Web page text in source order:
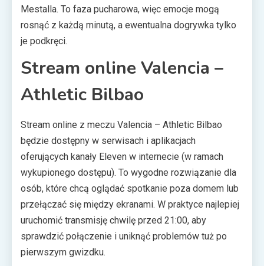
Mestalla. To faza pucharowa, więc emocje mogą
rosnąć z każdą minutą, a ewentualna dogrywka tylko
je podkręci.
Stream online Valencia –
Athletic Bilbao
Stream online z meczu Valencia – Athletic Bilbao
będzie dostępny w serwisach i aplikacjach
oferujących kanały Eleven w internecie (w ramach
wykupionego dostępu). To wygodne rozwiązanie dla
osób, które chcą oglądać spotkanie poza domem lub
przełączać się między ekranami. W praktyce najlepiej
uruchomić transmisję chwilę przed 21:00, aby
sprawdzić połączenie i uniknąć problemów tuż po
pierwszym gwizdku.